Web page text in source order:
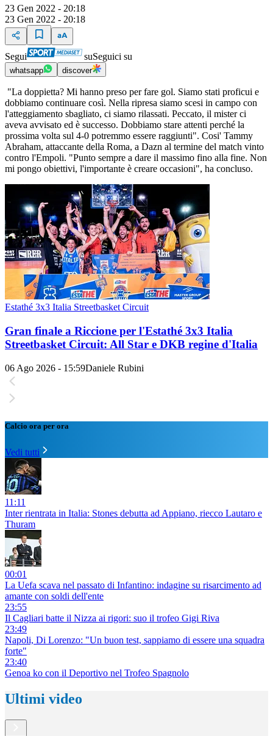
23 Gen 2022 - 20:18
23 Gen 2022 - 20:18
Segui suSeguici su
whatsapp discover
"La doppietta? Mi hanno preso per fare gol. Siamo stati proficui e
dobbiamo continuare così. Nella ripresa siamo scesi in campo con
l'atteggiamento sbagliato, ci siamo rilassati. Peccato, il mister ci
aveva avvisato ed è successo. Dobbiamo stare attenti perché la
prossima volta sul 4-0 potremmo essere raggiunti". Cosi' Tammy
Abraham, attaccante della Roma, a Dazn al termine del match vinto
contro l'Empoli. "Punto sempre a dare il massimo fino alla fine. Non
mi pongo obiettivi, l'importante è creare occasioni", ha concluso.
Estathé 3x3 Italia Streetbasket Circuit
Gran finale a Riccione per l'Estathé 3x3 Italia
Streetbasket Circuit: All Star e DKB regine d'Italia
06 Ago 2026 - 15:59Daniele Rubini
Calcio ora per ora
Vedi tutti
11:11
Inter rientrata in Italia: Stones debutta ad Appiano, riecco Lautaro e
Thuram
00:01
La Uefa scava nel passato di Infantino: indagine su risarcimento ad
amante con soldi dell'ente
23:55
Il Cagliari batte il Nizza ai rigori: suo il trofeo Gigi Riva
23:49
Napoli, Di Lorenzo: "Un buon test, sappiamo di essere una squadra
forte"
23:40
Genoa ko con il Deportivo nel Trofeo Spagnolo
Ultimi video